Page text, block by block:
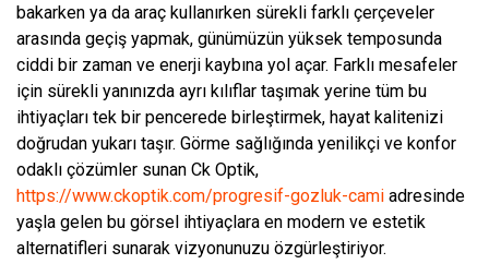
bakarken ya da araç kullanırken sürekli farklı çerçeveler
arasında geçiş yapmak, günümüzün yüksek temposunda
ciddi bir zaman ve enerji kaybına yol açar. Farklı mesafeler
için sürekli yanınızda ayrı kılıflar taşımak yerine tüm bu
ihtiyaçları tek bir pencerede birleştirmek, hayat kalitenizi
doğrudan yukarı taşır. Görme sağlığında yenilikçi ve konfor
odaklı çözümler sunan Ck Optik,
https://www.ckoptik.com/progresif-gozluk-cami adresinde
yaşla gelen bu görsel ihtiyaçlara en modern ve estetik
alternatifleri sunarak vizyonunuzu özgürleştiriyor.